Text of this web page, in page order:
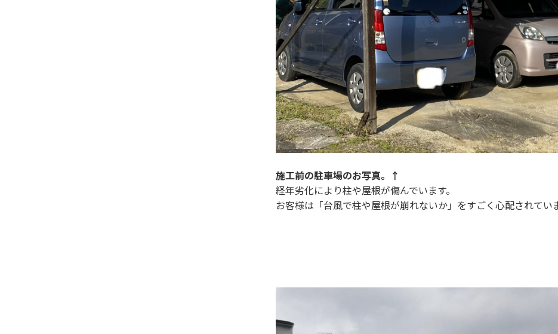
施工前の駐車場のお写真。↑
経年劣化により柱や屋根が傷んでいます。
お客様は「台風で柱や屋根が崩れないか」をすごく心配されてい